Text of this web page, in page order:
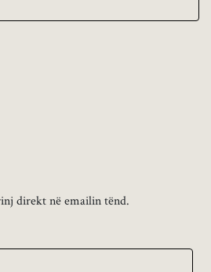
direkt në emailin tënd.